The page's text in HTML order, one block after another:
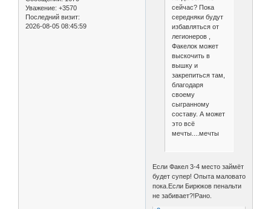
Уважение: +3570
Последний визит:
2026-08-05 08:45:59
сейчас? Пока
середняки будут
избавляться от
легионеров ,
Факелок может
выскочить в
вышку и
закрепиться там,
благодаря
своему
сыгранному
составу. А может
это всё
мечты....мечты
Если Факел 3-4 место займёт
будет супер! Опыта маловато
пока.Если Бирюков пенальти
не забивает?!Рано.